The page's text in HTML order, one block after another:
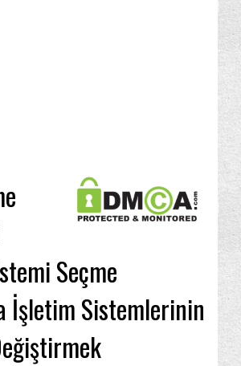
Seçme
İşletim Sistemlerinin